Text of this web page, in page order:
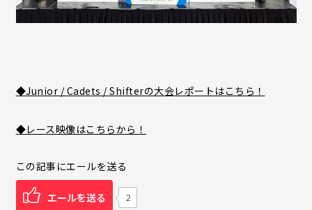
◆Junior / Cadets / Shifterの大会レポートはこちら！
◆レース映像はこちらから！
この記事にエールを送る
エールを送る 2